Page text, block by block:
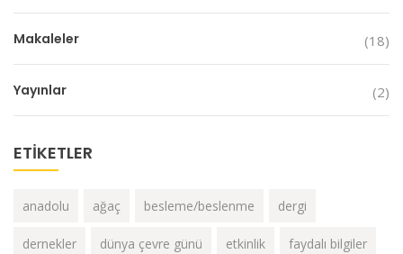
Makaleler (18)
Yayınlar (2)
ETIKETLER
anadolu ağaç besleme/beslenme dergi
dernekler dünya çevre günü etkinlik faydalı bilgiler